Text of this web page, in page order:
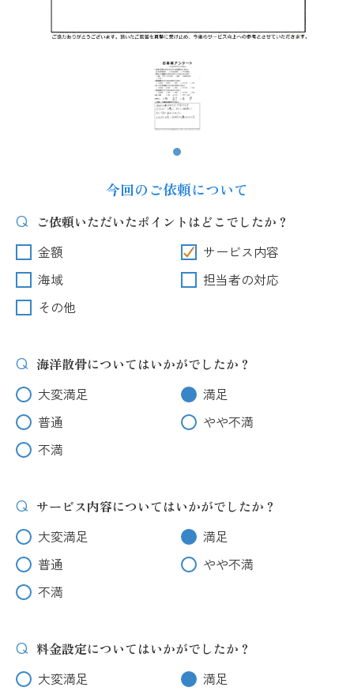
今回のご依頼について
ご依頼いただいたポイントはどこでしたか？
金額
サービス内容
海域
担当者の対応
その他
海洋散骨についてはいかがでしたか？
大変満足
満足
普通
やや不満
不満
サービス内容についてはいかがでしたか？
大変満足
満足
普通
やや不満
不満
料金設定についてはいかがでしたか？
大変満足
満足